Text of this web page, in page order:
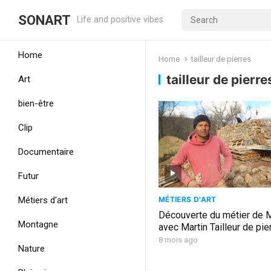
SONART Life and positive vibes
Home
Art
bien-être
Clip
Documentaire
Futur
Métiers d'art
Montagne
Nature
Home tailleur de pierres
tailleur de
MÉTIERS D'ART
Découverte du métier de
avec Martin Tailleur de
8 mois ago